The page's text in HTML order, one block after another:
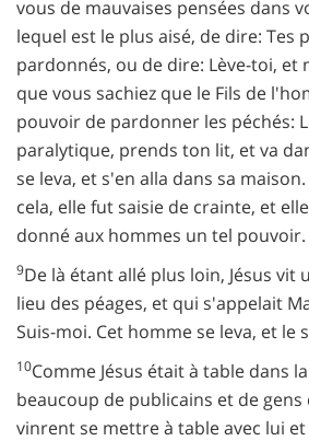
vous de mauvaises pensées dans
lequel est le plus aisé, de dire: Tes
pardonnés, ou de dire: Lève-toi, et
que vous sachiez que le Fils de
pouvoir de pardonner les péchés:
paralytique, prends ton lit, et va
se leva, et s'en alla dans sa maison.
cela, elle fut saisie de crainte, et
donné aux hommes un tel pouvoir.
9De là étant allé plus loin, Jésus vit
lieu des péages, et qui s'appelait
Suis-moi. Cet homme se leva, et le
10Comme Jésus était à table dans
beaucoup de publicains et de gens
vinrent se mettre à table avec lui et